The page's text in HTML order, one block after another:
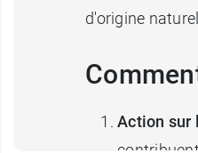
d'origine
Action sur